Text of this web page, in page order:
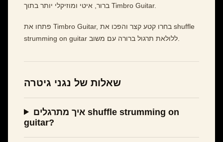
ברור, איטי ומוזיקלי יותר בתוך Timbro Guitar.
פתחו את Timbro Guitar, בחרו קטע קצר והפכו את shuffle
שאלות של נגני גיטרה
איך מתרגלים shuffle strumming on
guitar?